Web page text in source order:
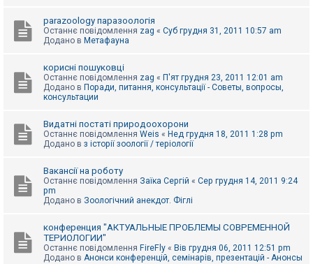
parazoology паразоологія
Останнє повідомлення zag « Суб грудня 31, 2011 10:57 am
Додано в Метафауна
корисні пошуковці
Останнє повідомлення zag « П'ят грудня 23, 2011 12:01 am
Додано в Поради, питання, консультації - Советы, вопросы,
консультации
Видатні постаті природоохорони
Останнє повідомлення Weis « Нед грудня 18, 2011 1:28 pm
Додано в з історії зоології / теріології
Вакансії на роботу
Останнє повідомлення Заїка Сергій « Сер грудня 14, 2011 9:24
pm
Додано в Зоологічний анекдот. Фіглі
конференция "АКТУАЛЬНЫЕ ПРОБЛЕМЫ СОВРЕМЕННОЙ
ТЕРИОЛОГИИ"
Останнє повідомлення FireFly « Вів грудня 06, 2011 12:51 pm
Додано в Анонси конференцій, семінарів, презентацій - Анонсы